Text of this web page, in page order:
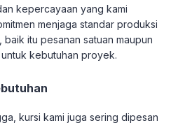
kepercayaan yang kami
menjaga standar produksi
itu pesanan satuan maupun
kebutuhan proyek.
kursi kami juga sering dipesan